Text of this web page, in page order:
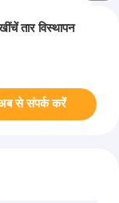
तार विस्थापन
से संपर्क करें